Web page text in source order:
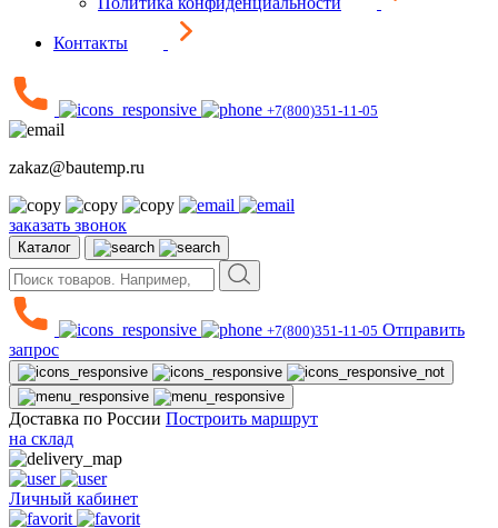
Контакты
+7(800)351-11-05
zakaz@bautemp.ru
заказать звонок
Каталог
+7(800)351-11-05 Отправить
запрос
Доставка по России Построить маршрут
на склад
Личный кабинет